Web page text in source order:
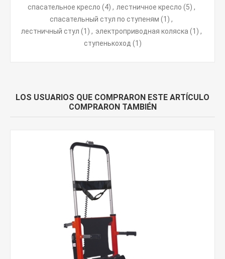
спасательное кресло (4) , лестничное кресло (5) ,
спасательный стул по ступеням (1) ,
лестничный стул (1) , электроприводная коляска (1) ,
ступенькоход (1)
LOS USUARIOS QUE COMPRARON ESTE ARTÍCULO
COMPRARON TAMBIÉN